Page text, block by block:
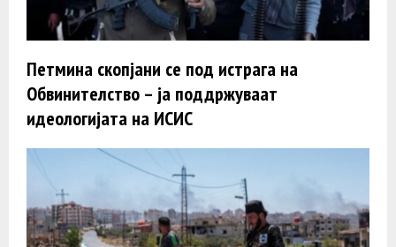
Петмина скопјани се под истрага на
Обвинителство – ја поддржуваат
идеологијата на ИСИС